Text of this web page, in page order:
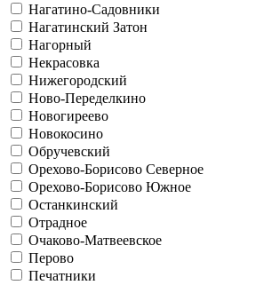
Нагатино-Садовники
Нагатинский Затон
Нагорный
Некрасовка
Нижегородский
Ново-Переделкино
Новогиреево
Новокосино
Обручевский
Орехово-Борисово Северное
Орехово-Борисово Южное
Останкинский
Отрадное
Очаково-Матвеевское
Перово
Печатники